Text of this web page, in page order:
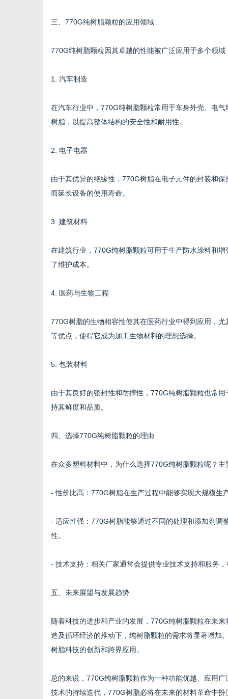
三、770G纯树脂颗粒的应用领域
770G纯树脂颗粒因其卓越的性能被广泛应用于多个领
1. 汽车制造
在汽车行业中，770G纯树脂颗粒常用于车身外壳、电
树脂，以提高整体结构的安全性和耐用性。
2. 电子电器
由于其优异的绝缘性，770G树脂在电子元件的封装和
而延长设备的使用寿命。
3. 建筑材料
在建筑行业，770G纯树脂颗粒可用于生产防水涂料和
了维护成本。
4. 医药与生物工程
770G树脂的生物相容性使其在医药行业中得到应用，
等优点，使得它成为加工生物材料的理想选择。
5. 包装材料
由于其良好的密封性和耐摔性，770G纯树脂颗粒也常
持其鲜度和品质。
四、选择770G纯树脂颗粒的理由
在众多塑料材料中，为什么选择770G纯树脂颗粒呢？
- 性价比高：770G树脂在生产过程中能够实现大规模
- 适应性强：770G树脂能够通过不同的处理和添加剂
性。
- 技术支持：相关厂家通常会提供专业技术支持和服务
五、未来展望与发展趋势
随着科技的进步和产业的发展，770G纯树脂颗粒在未
造及循环经济的推动下，纯树脂颗粒的需求将显著增加
树脂科技的创新和跨界应用。
总的来说，770G纯树脂颗粒作为一种功能优越、应用
技术的持续迭代，770G树脂必将在未来的材料革命中